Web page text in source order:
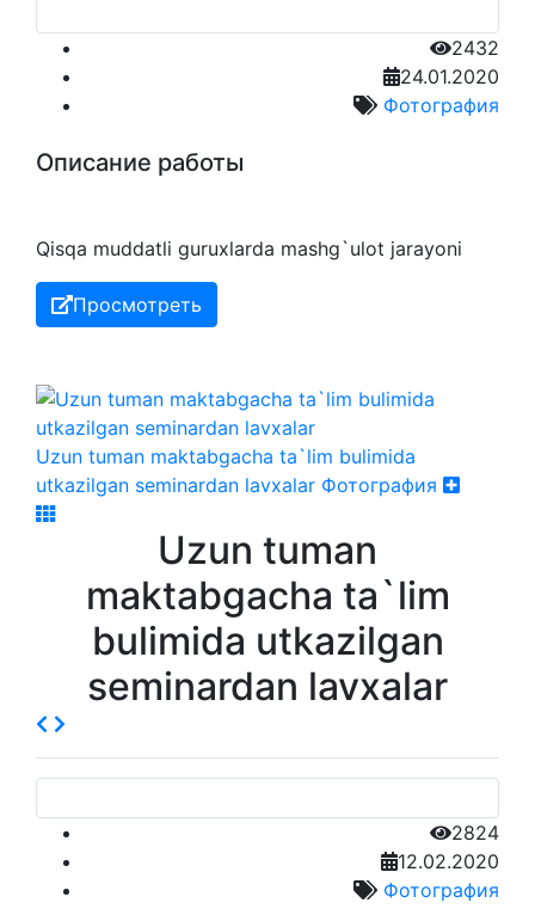
2432
24.01.2020
Фотография
Описание работы
Qisqa muddatli guruxlarda mashg`ulot jarayoni
Просмотреть
Uzun tuman maktabgacha ta`lim bulimida
utkazilgan seminardan lavxalar Фотография
Uzun tuman
maktabgacha ta`lim
bulimida utkazilgan
seminardan lavxalar
2824
12.02.2020
Фотография